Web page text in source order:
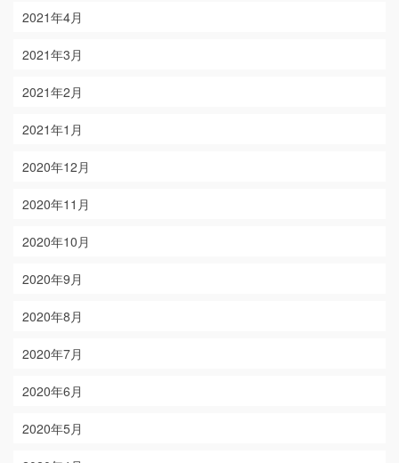
2021年4月
2021年3月
2021年2月
2021年1月
2020年12月
2020年11月
2020年10月
2020年9月
2020年8月
2020年7月
2020年6月
2020年5月